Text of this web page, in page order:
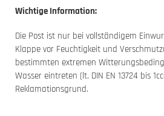
Wichtige Information:
Die Post ist nur bei vollständigem
Klappe vor Feuchtigkeit und
bestimmten extremen
Wasser eintreten (lt. DIN EN 13724 bis
Reklamationsgrund.